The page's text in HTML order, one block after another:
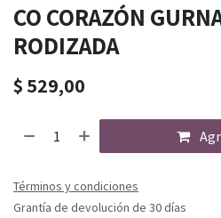
CO CORAZÓN
RODIZADA
$ 529,00
Términos y condiciones
Grantía de devolución de 30 días